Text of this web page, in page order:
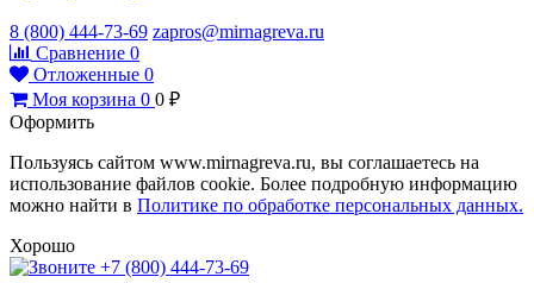
8 (800) 444-73-69 zapros@mirnagreva.ru
Сравнение 0
Отложенные 0
Моя корзина 0 0 ₽
Оформить
Пользуясь сайтом www.mirnagreva.ru, вы соглашаетесь на
использование файлов cookie. Более подробную информацию
можно найти в Политике по обработке персональных данных.
Хорошо